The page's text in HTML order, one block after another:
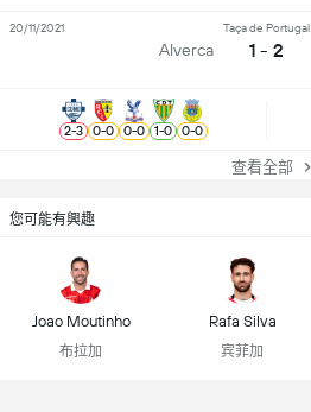
Alverca
Taça de Portugal
1 - 2
20/11/2021
2-3 0-0 0-0 1-0 0-0
查看全部
您可能有興趣
Joao Moutinho
布拉加
Rafa Silva
宾菲加